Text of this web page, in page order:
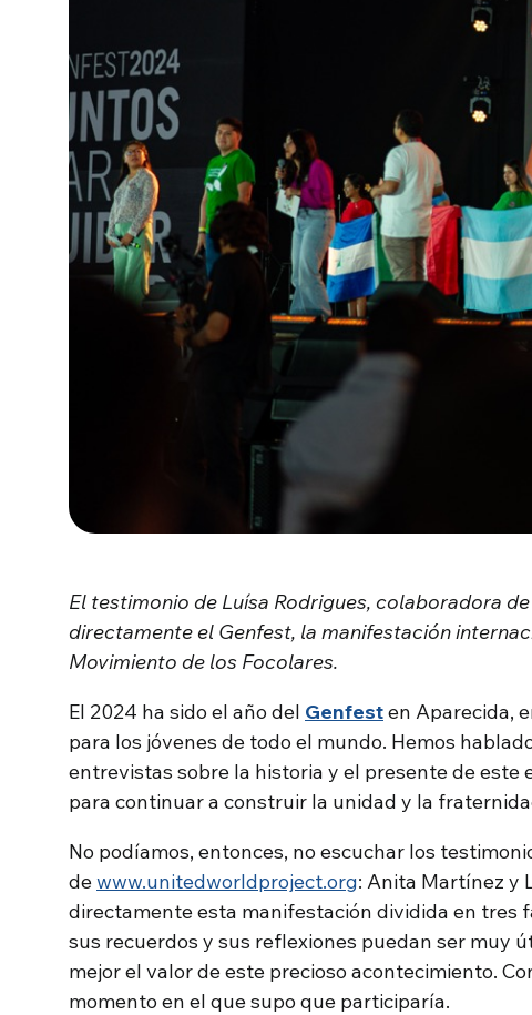
El testimonio de Luísa Rodrigues, colaboradora
directamente el Genfest, la manifestación
Movimiento de los Focolares.
El 2024 ha sido el año del Genfesten Aparecida,
para los jóvenes de todo el mundo. Hemos
entrevistas sobre la historia y el presente de este
para continuar a construir la unidad y la
No podíamos, entonces, no escuchar los
dewww.unitedworldproject.org: Anita Martínez y
directamente esta manifestación dividida en tres
sus recuerdos y sus reflexiones puedan ser muy
mejor el valor de este precioso acontecimiento.
momento en el que supo que participaría.